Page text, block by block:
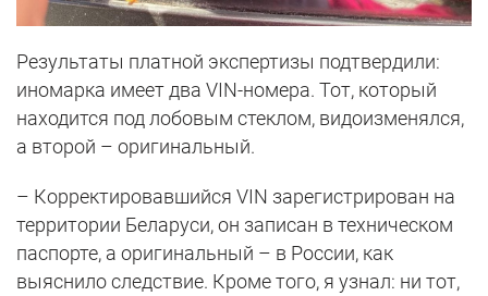
Результаты платной экспертизы подтвердили:
иномарка имеет два VIN-номера. Тот, который
находится под лобовым стеклом, видоизменялся,
а второй – оригинальный.
– Корректировавшийся VIN зарегистрирован на
территории Беларуси, он записан в техническом
паспорте, а оригинальный – в России, как
выяснило следствие. Кроме того, я узнал: ни тот,